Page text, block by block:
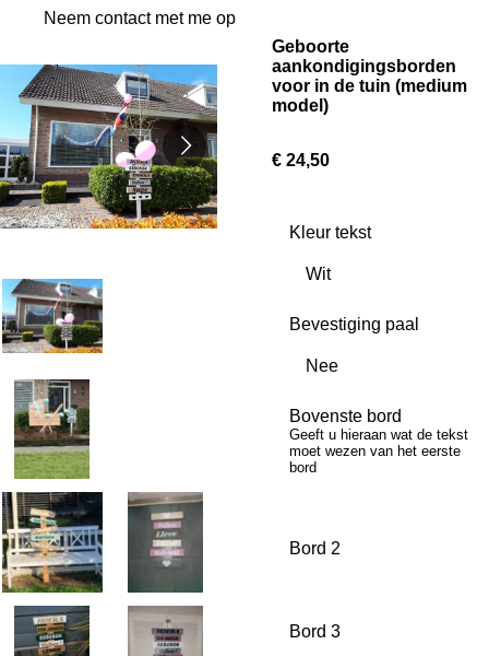
Neem contact met me op
Geboorte
aankondigingsborden
voor in de tuin (medium
model)
€ 24,50
Kleur tekst
Bevestiging paal
Bovenste bord
Geeft u hieraan wat de tekst
moet wezen van het eerste
bord
Bord 2
Bord 3